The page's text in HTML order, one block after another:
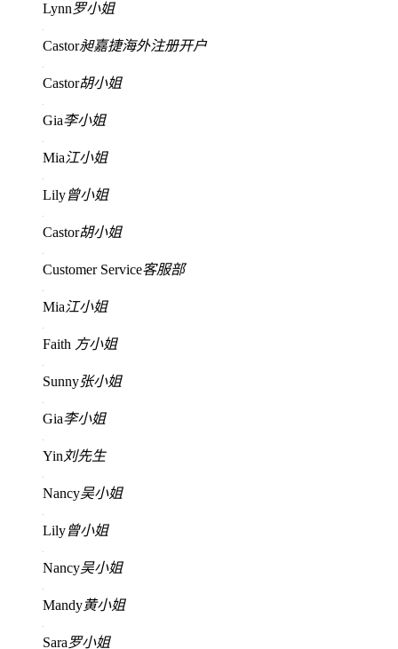
Lynn罗小姐
Castor昶嘉捷海外注册开户
Castor胡小姐
Gia李小姐
Mia江小姐
Lily曾小姐
Castor胡小姐
Customer Service客服部
Mia江小姐
Faith 方小姐
Sunny张小姐
Gia李小姐
Yin 刘先生
Nancy吴小姐
Lily曾小姐
Nancy吴小姐
Mandy黄小姐
Sara罗小姐